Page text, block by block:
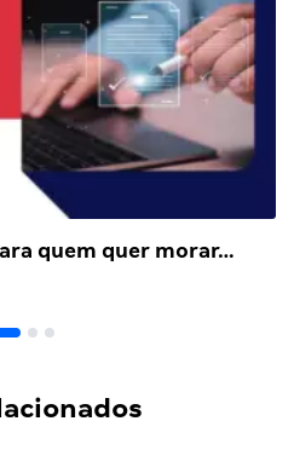
quem quer morar…